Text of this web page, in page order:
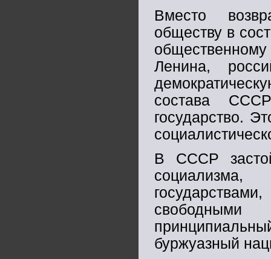
Вместо
обществу в
Ленина,
состава
государство.
В СССР
свободными
буржуазный